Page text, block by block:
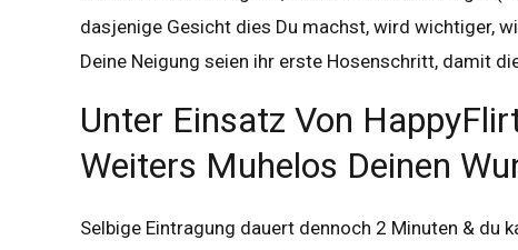
dasjenige Gesicht dies Du machst, wird wichtiger,
Deine Neigung seien ihr erste Hosenschritt, damit
Unter Einsatz Von
Weiters Muhelos Deinen
Selbige Eintragung dauert dennoch 2 Minuten & du